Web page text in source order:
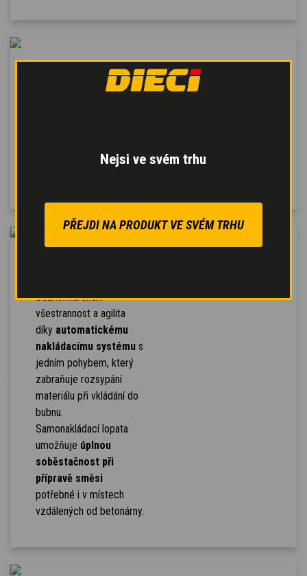
Nejsi ve svém trhu
PŘEJDI NA PRODUKT VE SVÉM TRHU
manipulačního časuase
Bezkonkurenční
všestrannost a agilita
díky automatickému
nakládacímu systémus
jedním pohybem, který
zabraňuje rozsypání
materiálu při vkládání do
bubnu.
Samonakládací lopata
umožňuje úplnou
soběstačnost při
přípravě směsi
potřebné i v místech
vzdálených od betonárny.